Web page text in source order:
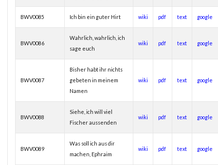
BWV0085 Ich bin ein guter Hirt wiki pdf text google
BWV0086
Wahrlich, wahrlich, ich
sage euch
wiki pdf text google
BWV0087
Bisher habt ihr nichts
gebeten in meinem
Namen
wiki pdf text google
BWV0088
Siehe, ich will viel
Fischer aussenden
wiki pdf text google
BWV0089
Was soll ich aus dir
machen, Ephraim
wiki pdf text google